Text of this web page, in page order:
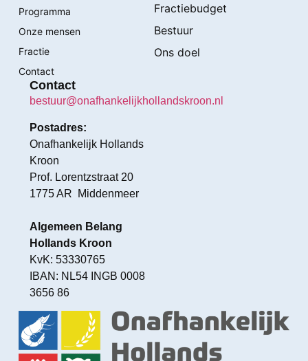
Programma
Onze mensen
Fractie
Contact
Fractiebudget
Bestuur
Ons doel
Contact
bestuur@onafhankelijkhollandskroon.nl
Postadres:
Onafhankelijk Hollands
Kroon
Prof. Lorentzstraat 20
1775 AR Middenmeer
Algemeen Belang
Hollands Kroon
KvK: 53330765
IBAN: NL54 INGB 0008
3656 86